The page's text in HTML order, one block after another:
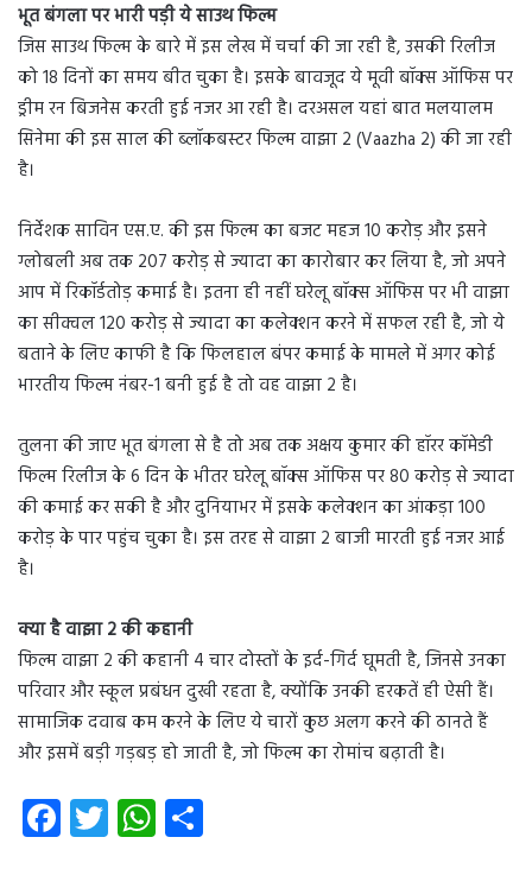
भूत बंगला पर भारी पड़ी ये साउथ फिल्म
जिस साउथ फिल्म के बारे में इस लेख में चर्चा की जा रही है, उसकी रिलीज
को 18 दिनों का समय बीत चुका है। इसके बावजूद ये मूवी बॉक्स ऑफिस पर
ड्रीम रन बिजनेस करती हुई नजर आ रही है। दरअसल यहां बात मलयालम
सिनेमा की इस साल की ब्लॉकबस्टर फिल्म वाझा 2 (Vaazha 2) की जा रही
है।
निर्देशक साविन एस.ए. की इस फिल्म का बजट महज 10 करोड़ और इसने
ग्लोबली अब तक 207 करोड़ से ज्यादा का कारोबार कर लिया है, जो अपने
आप में रिकॉर्डतोड़ कमाई है। इतना ही नहीं घरेलू बॉक्स ऑफिस पर भी वाझा
का सीक्वल 120 करोड़ से ज्यादा का कलेक्शन करने में सफल रही है, जो ये
बताने के लिए काफी है कि फिलहाल बंपर कमाई के मामले में अगर कोई
भारतीय फिल्म नंबर-1 बनी हुई है तो वह वाझा 2 है।
तुलना की जाए भूत बंगला से है तो अब तक अक्षय कुमार की हॉरर कॉमेडी
फिल्म रिलीज के 6 दिन के भीतर घरेलू बॉक्स ऑफिस पर 80 करोड़ से ज्यादा
की कमाई कर सकी है और दुनियाभर में इसके कलेक्शन का आंकड़ा 100
करोड़ के पार पहुंच चुका है। इस तरह से वाझा 2 बाजी मारती हुई नजर आई
है।
क्या है वाझा 2 की कहानी
फिल्म वाझा 2 की कहानी 4 चार दोस्तों के इर्द-गिर्द घूमती है, जिनसे उनका
परिवार और स्कूल प्रबंधन दुखी रहता है, क्योंकि उनकी हरकतें ही ऐसी हैं।
सामाजिक दवाब कम करने के लिए ये चारों कुछ अलग करने की ठानते हैं
और इसमें बड़ी गड़बड़ हो जाती है, जो फिल्म का रोमांच बढ़ाती है।
Fa
ce
T
wi
W
ha